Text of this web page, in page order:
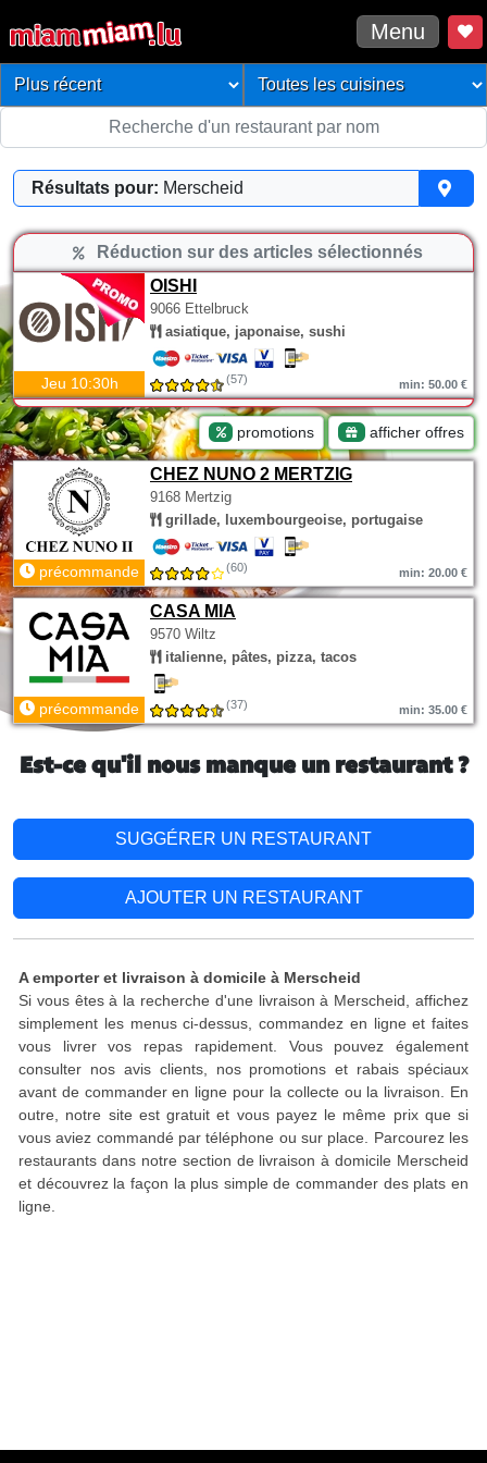
Menu
Résultats pour: Merscheid
Réduction sur des articles sélectionnés
OISHI
9066 Ettelbruck
asiatique, japonaise, sushi
Jeu 10:30h (57) min: 50.00 €
promotions afficher offres
CHEZ NUNO 2 MERTZIG
9168 Mertzig
grillade, luxembourgeoise, portugaise
précommande (60) min: 20.00 €
CASA MIA
9570 Wiltz
italienne, pâtes, pizza, tacos
précommande (37) min: 35.00 €
Est-ce qu'il nous manque un restaurant ?
SUGGÉRER UN RESTAURANT
AJOUTER UN RESTAURANT
A emporter et livraison à domicile à Merscheid
Si vous êtes à la recherche d'une livraison à Merscheid, affichez
simplement les menus ci-dessus, commandez en ligne et faites
vous livrer vos repas rapidement. Vous pouvez également
consulter nos avis clients, nos promotions et rabais spéciaux
avant de commander en ligne pour la collecte ou la livraison. En
outre, notre site est gratuit et vous payez le même prix que si
vous aviez commandé par téléphone ou sur place. Parcourez les
restaurants dans notre section de livraison à domicile Merscheid
et découvrez la façon la plus simple de commander des plats en
ligne.